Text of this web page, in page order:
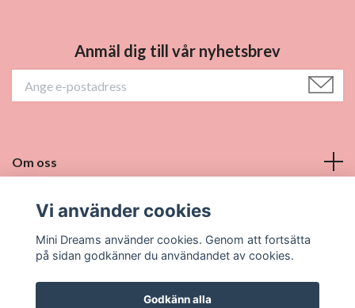
Anmäl dig till vår nyhetsbrev
Om oss
Vill du bli återförsäljare?
Sociala medier
Vi använder cookies
Mini Dreams använder cookies. Genom att fortsätta
på sidan godkänner du användandet av cookies.
Godkänn alla